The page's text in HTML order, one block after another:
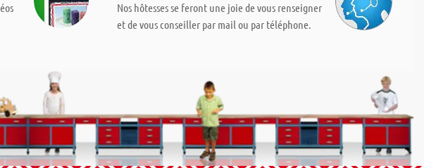
Nos hôtesses se feront une joie de vous renseigner
et de vous conseiller par mail ou par téléphone.